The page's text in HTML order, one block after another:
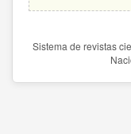
Sistema de revistas